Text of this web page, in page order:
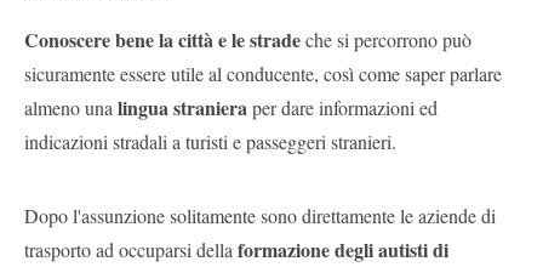
Conoscere bene la città e le stradeche si percorrono può
sicuramente essere utile al conducente, così come saper parlare
almeno una lingua straniera per dare informazioni ed
indicazioni stradali a turisti e passeggeri stranieri.
Dopo l'assunzione solitamente sono direttamente le aziende di
trasporto ad occuparsi della formazione degli autisti di